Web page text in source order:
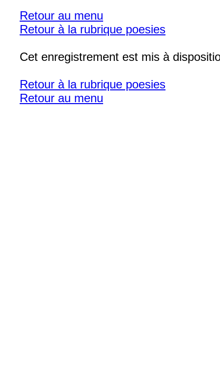
Retour au menu
Retour à la rubrique poesies
Cet enregistrement est mis à
Retour à la rubrique poesies
Retour au menu